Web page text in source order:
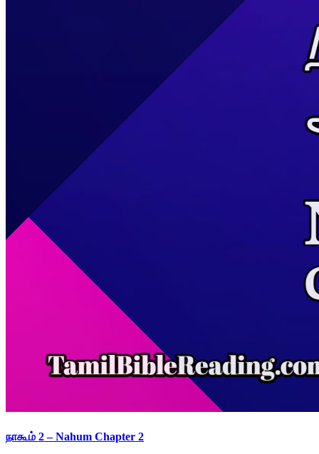
நாகூம் 2 – Nahum Chapter 2